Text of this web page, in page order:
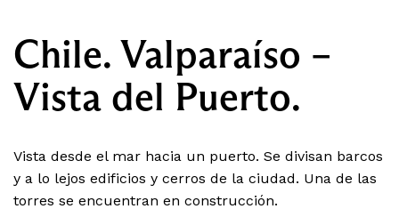
Chile. Valparaíso –
Vista del Puerto.
Vista desde el mar hacia un puerto. Se divisan barcos
y a lo lejos edificios y cerros de la ciudad. Una de las
torres se encuentran en construcción.